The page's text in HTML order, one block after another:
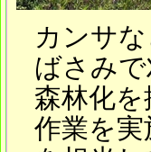
カンサ
ばさみ
森林化
作業を